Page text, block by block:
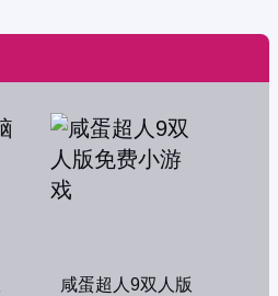
咸蛋超人9双人版